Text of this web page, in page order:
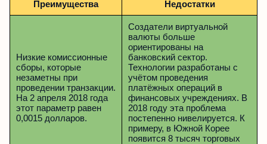
Преимущества Недостатки
Низкие комиссионные
сборы, которые
незаметны при
проведении транзакции.
На 2 апреля 2018 года
этот параметр равен
0,0015 долларов.
Создатели виртуальной
валюты больше
ориентированы на
банковский сектор.
Технологии разработаны с
учётом проведения
платёжных операций в
финансовых учреждениях. В
2018 году эта проблема
постепенно нивелируется. К
примеру, в Южной Корее
появится 8 тысяч торговых